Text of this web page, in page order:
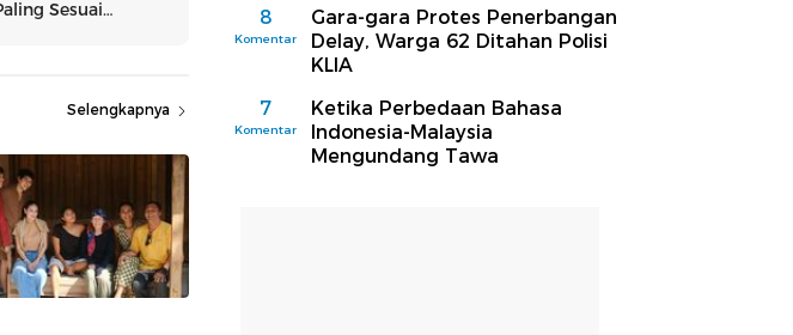
Selengkapnya
8
Komentar
Gara-gara Protes Penerbangan
Delay, Warga 62 Ditahan Polisi
KLIA
7
Komentar
Ketika Perbedaan Bahasa
Indonesia-Malaysia
Mengundang Tawa